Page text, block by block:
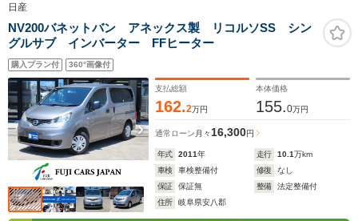
日産
NV200バネットバン アネックス製 リコルソSS シン
グルサブ インバーター FFヒーター
購入プラン付 360°画像付
支払総額
162.2万円
本体価格
155.0万円
通常ローン 月々 16,300円
年式 2011年 走行 10.1万km
車検
車検整備付 修復
なし
保証
保証無 整備
法定整備付
住所
岐阜県安八郡